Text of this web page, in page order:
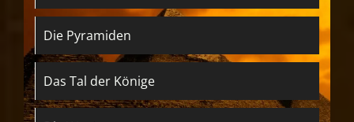
Die Pyramiden
Das Tal der Könige